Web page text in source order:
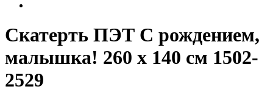
Скатерть ПЭТ С рождением,
малышка! 260 х 140 см 1502-
2529